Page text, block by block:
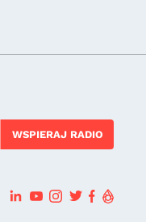
WSPIERAJ RADIO